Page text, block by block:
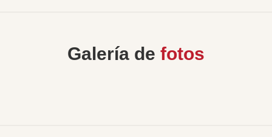
Galería de fotos